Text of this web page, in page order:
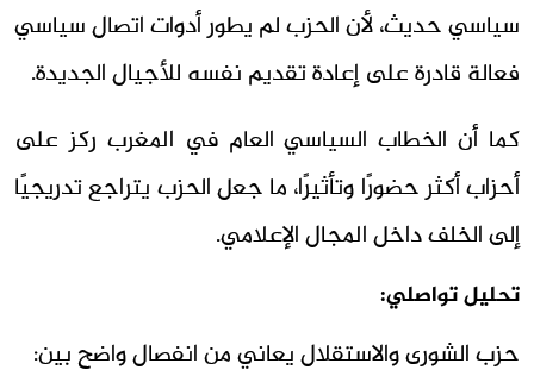
سياسي حديث، لأن الحزب لم يطور أدوات اتصال سياسي
فعالة قادرة على إعادة تقديم نفسه للأجيال الجديدة.
كما أن الخطاب السياسي العام في المغرب ركز على
أحزاب أكثر حضورًا وتأثيرًا، ما جعل الحزب يتراجع تدريجيًا
إلى الخلف داخل المجال الإعلامي.
تحليل تواصلي:
حزب الشورى والاستقلال يعاني من انفصال واضح بين: